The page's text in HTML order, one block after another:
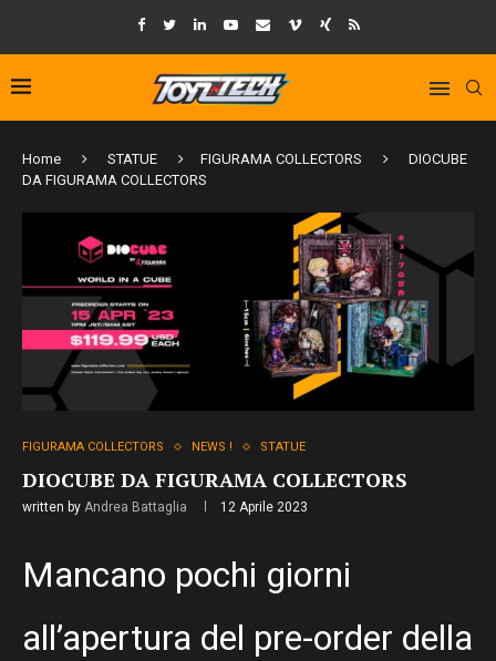
Home STATUE FIGURAMA COLLECTORS
DIOCUBE
DA FIGURAMA COLLECTORS
FIGURAMA COLLECTORS NEWS ! STATUE
DIOCUBE DA FIGURAMA COLLECTORS
written by Andrea Battaglia 12 Aprile 2023
Mancano pochi giorni
all’apertura del pre-order della